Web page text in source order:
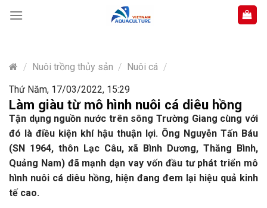
content
/ Nuôi trồng thủy sản / Nuôi cá /
Thứ Năm, 17/03/2022, 15:29
Làm giàu từ mô hình nuôi cá diêu hồng
Tận dụng nguồn nước trên sông Trường Giang cùng với
đó là điều kiện khí hậu thuận lợi. Ông Nguyễn Tấn Báu
(SN 1964, thôn Lạc Câu, xã Bình Dương, Thăng Bình,
Quảng Nam) đã mạnh dạn vay vốn đầu tư phát triển mô
hình nuôi cá diêu hồng, hiện đang đem lại hiệu quả kinh
tế cao.